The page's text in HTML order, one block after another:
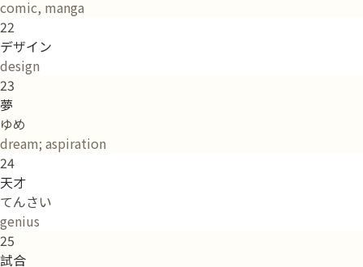
comic, manga
22
デザイン
design
23
夢
ゆめ
dream; aspiration
24
天才
てんさい
genius
25
試合